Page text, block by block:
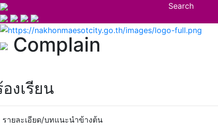
Search
Complain
งเรียน
รายละเอียด/บทแนะนำข้างต้น